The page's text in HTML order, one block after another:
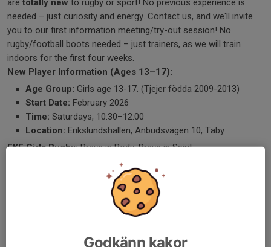
are totally new to rugby or sport! No previous experience is
needed – just curiosity and energy. Contact us, and we'll invite
you to our first information meeting/try-out session! No
rugby/football boots needed – just trainers, as we will train
indoors for the first four weeks.
New Player Information (Ages 13–17):
Age Group: Girls age 13-17. (Tjejer födda 2009-2013)
Start Date: February 2026
Time: Saturdays, 10:30–12:00
Location: Erikslundshallen, Anbudsvägen 10, Täby
EKF Girls Rugby:Brave in Body, Brave in Spirit.
Meirion Jones: erikslund.rugby.girls@gmail.com
Godkänn kakor